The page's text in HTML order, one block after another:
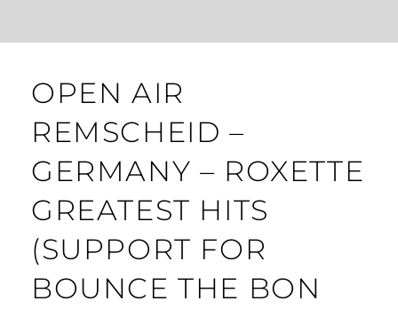
OPEN AIR
REMSCHEID –
GERMANY – ROXETTE
GREATEST HITS
(SUPPORT FOR
BOUNCE THE BON